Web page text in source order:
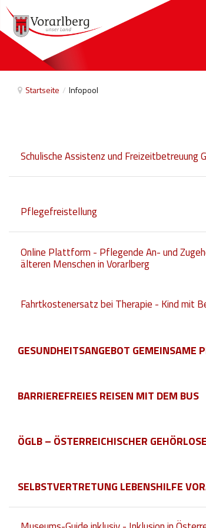
Startseite / Infopool
Schulische Assistenz und Freizeitbetreuung
Pflegefreistellung
Online Plattform - Pflegende An- und
älteren Menschen in Vorarlberg
Fahrtkostenersatz bei Therapie - Kind mit
GESUNDHEITSANGEBOT GEMEINSAME
BARRIEREFREIES REISEN MIT DEM BUS
ÖGLB – ÖSTERREICHISCHER
SELBSTVERTRETUNG LEBENSHILFE